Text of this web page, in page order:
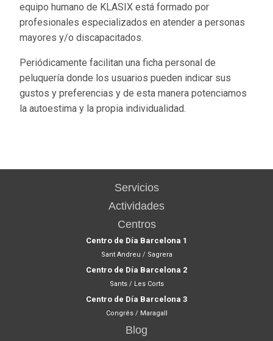
equipo humano de KLASIX está formado por
profesionales especializados en atender a personas
mayores y/o discapacitados.
Periódicamente facilitan una ficha personal de
peluquería donde los usuarios pueden indicar sus
gustos y preferencias y de esta manera potenciamos
la autoestima y la propia individualidad.
Servicios
Actividades
Centros
Centro de Día Barcelona 1
Sant Andreu / Sagrera
Centro de Día Barcelona 2
Sants / Les Corts
Centro de Día Barcelona 3
Congrés / Maragall
Blog